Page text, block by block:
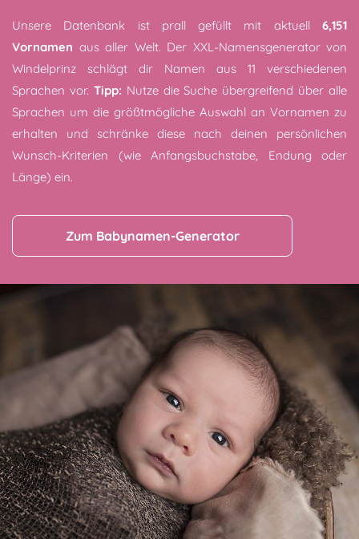
Unsere Datenbank ist prall gefüllt mit aktuell 6,151
Vornamen aus aller Welt. Der XXL-Namensgenerator von
Windelprinz schlägt dir Namen aus 11 verschiedenen
Sprachen vor. Tipp: Nutze die Suche übergreifend über alle
Sprachen um die größtmögliche Auswahl an Vornamen zu
erhalten und schränke diese nach deinen persönlichen
Wunsch-Kriterien (wie Anfangsbuchstabe, Endung oder
Länge) ein.
Zum Babynamen-Generator